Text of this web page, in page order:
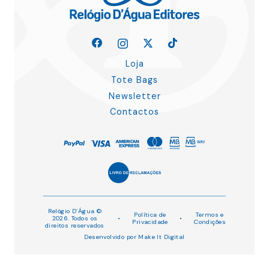
Loja
Tote Bags
Newsletter
Contactos
Relógio D’Água ©
2026. Todos os
direitos reservados
•
Política de
Privacidade
•
Termos e
Condições
Desenvolvido por Make It Digital